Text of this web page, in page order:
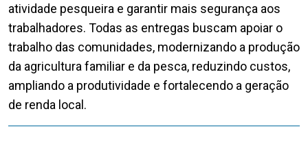
atividade pesqueira e garantir mais segurança aos
trabalhadores. Todas as entregas buscam apoiar o
trabalho das comunidades, modernizando a produção
da agricultura familiar e da pesca, reduzindo custos,
ampliando a produtividade e fortalecendo a geração
de renda local.